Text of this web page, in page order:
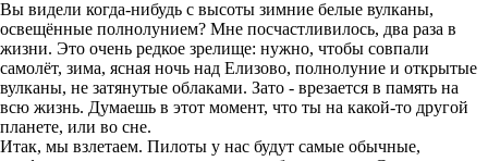
Вы видели когда-нибудь с высоты зимние белые вулканы,
освещённые полнолунием? Мне посчастливилось, два раза в
жизни. Это очень редкое зрелище: нужно, чтобы совпали
самолёт, зима, ясная ночь над Елизово, полнолуние и открытые
вулканы, не затянутые облаками. Зато - врезается в память на
всю жизнь. Думаешь в этот момент, что ты на какой-то другой
планете, или во сне.
Итак, мы взлетаем. Пилоты у нас будут самые обычные,